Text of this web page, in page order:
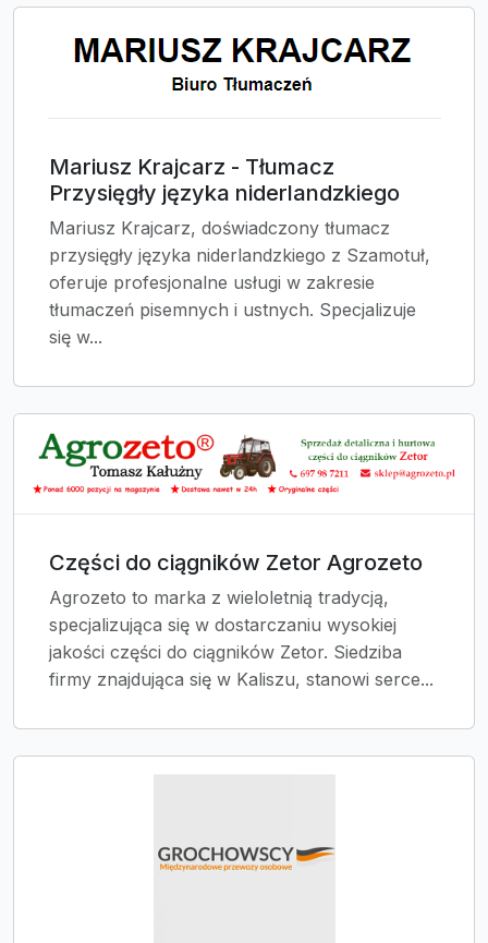
Mariusz Krajcarz - Tłumacz
Przysięgły języka niderlandzkiego
Mariusz Krajcarz, doświadczony tłumacz
przysięgły języka niderlandzkiego z Szamotuł,
oferuje profesjonalne usługi w zakresie
tłumaczeń pisemnych i ustnych. Specjalizuje
się w...
Części do ciągników Zetor Agrozeto
Agrozeto to marka z wieloletnią tradycją,
specjalizująca się w dostarczaniu wysokiej
jakości części do ciągników Zetor. Siedziba
firmy znajdująca się w Kaliszu, stanowi serce...